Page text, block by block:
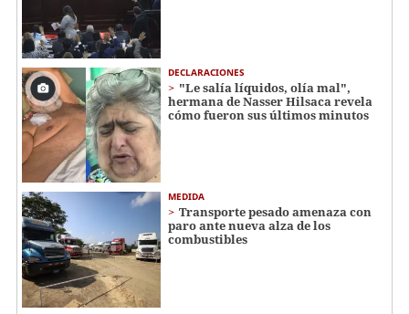
DECLARACIONES
"Le salía líquidos, olía mal",
hermana de Nasser Hilsaca revela
cómo fueron sus últimos minutos
MEDIDA
Transporte pesado amenaza con
paro ante nueva alza de los
combustibles